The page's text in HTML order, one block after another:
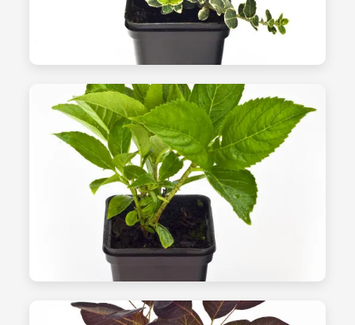
الشتلات - الصورة 17
نباتات الزينة
الشتلات - الصورة 18